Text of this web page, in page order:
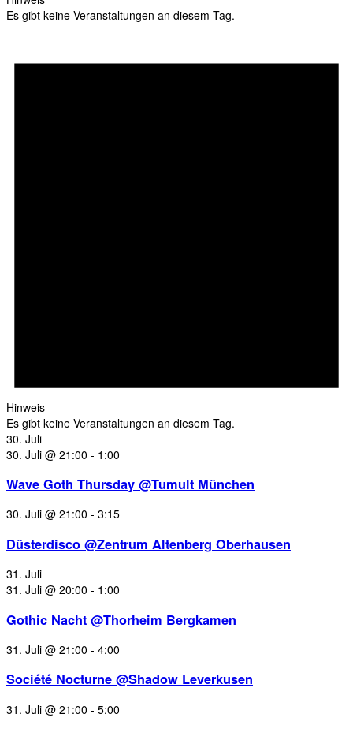
Es gibt keine Veranstaltungen an diesem Tag.
Hinweis
Es gibt keine Veranstaltungen an diesem Tag.
30. Juli
30. Juli @ 21:00 - 1:00
Wave Goth Thursday @Tumult München
30. Juli @ 21:00 - 3:15
Düsterdisco @Zentrum Altenberg Oberhausen
31. Juli
31. Juli @ 20:00 - 1:00
Gothic Nacht @Thorheim Bergkamen
31. Juli @ 21:00 - 4:00
Société Nocturne @Shadow Leverkusen
31. Juli @ 21:00 - 5:00